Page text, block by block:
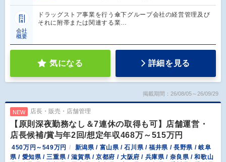
会社
概要
ドラッグストア事業を行う傘下グループ会社の経営管理及び
それに附帯または関連する業…
気になる 詳細を見る
掲載期間：26/08/05～26/09/29
NEW 店長・販売・店舗管理
【原則深夜勤務なし＆7連休の取得も可】店舗運営・
店長候補/賞与年2回/想定年収468万～515万円
450万円～549万円
新潟県 / 富山県 / 石川県 / 福井県 / 長野県 / 岐阜
県 / 愛知県 / 三重県 / 滋賀県 / 京都府 / 大阪府 / 兵庫県 / 奈良県 / 和歌山